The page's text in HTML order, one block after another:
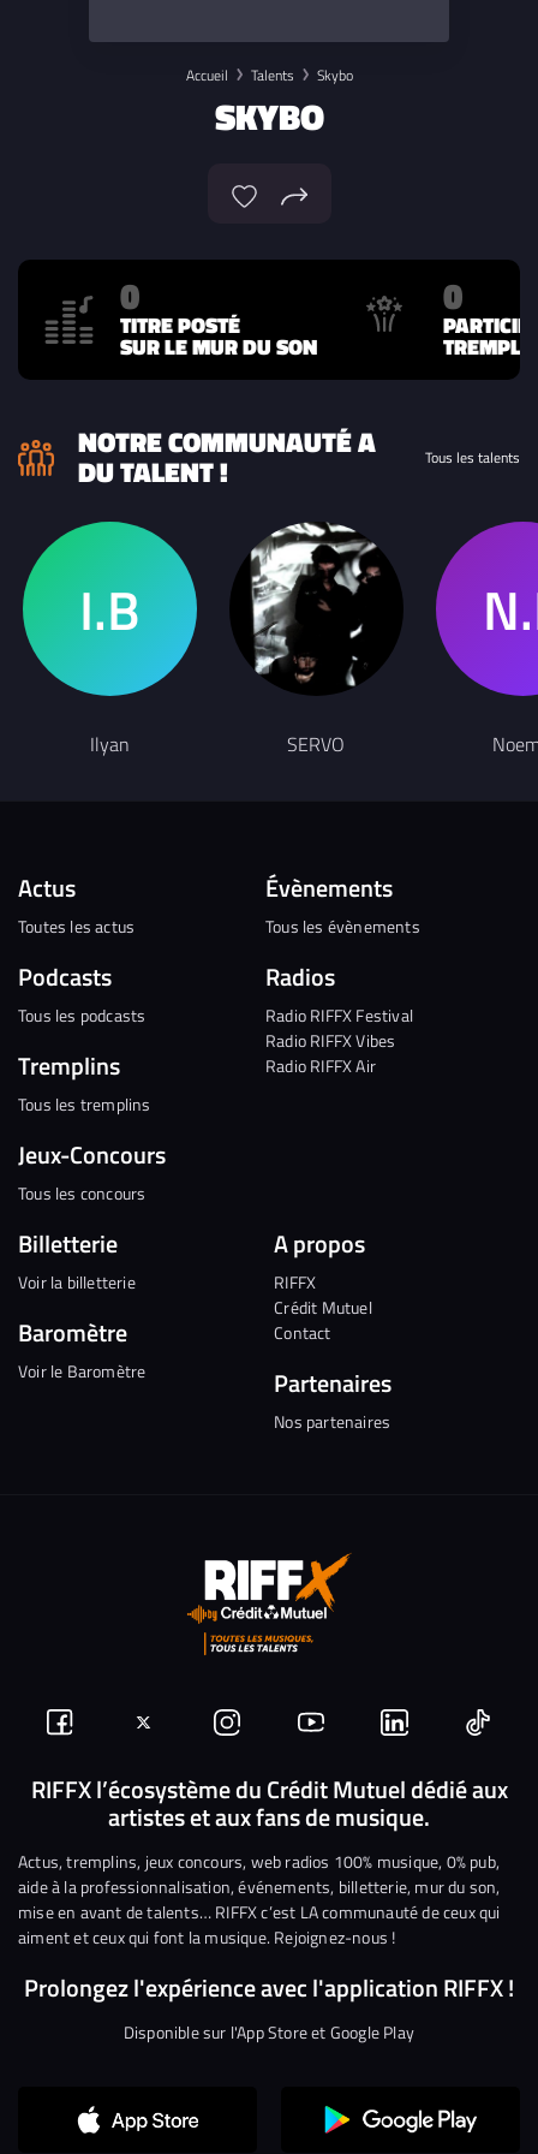
Accueil Talents Skybo
SKYBO
0
TITRE POSTÉ
SUR LE MUR DU SON
0
NOTRE COMMUNAUTÉ A
DU TALENT ! Tous les talents
Ilyan SERVO
Actus
Toutes les actus
Podcasts
Tous les podcasts
Tremplins
Tous les tremplins
Jeux-Concours
Tous les concours
Évènements
Tous les évènements
Radios
Radio RIFFX Festival
Radio RIFFX Vibes
Radio RIFFX Air
Billetterie
Voir la billetterie
Baromètre
Voir le Baromètre
A propos
RIFFX
Crédit Mutuel
Contact
Partenaires
Nos partenaires
Suivez-
nous
Facebook
Suivez-
nous
sur
Twitter
Nous
rejoindre
sur
Instagram
Nous
rejoindre
sur
YouTube
Nous
rejoindre
sur
Linkedin
Nous
RIFFX l’écosystème du Crédit Mutuel dédié aux
artistes et aux fans de musique.
Actus, tremplins, jeux concours, web radios 100% musique, 0% pub,
aide à la professionnalisation, événements, billetterie, mur du son,
mise en avant de talents… RIFFX c’est LA communauté de ceux qui
aiment et ceux qui font la musique. Rejoignez-nous !
Prolongez l'expérience avec l'application RIFFX !
Disponible sur l'App Store et Google Play